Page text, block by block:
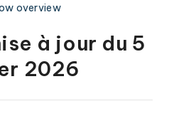
overview
à jour du 5
2026